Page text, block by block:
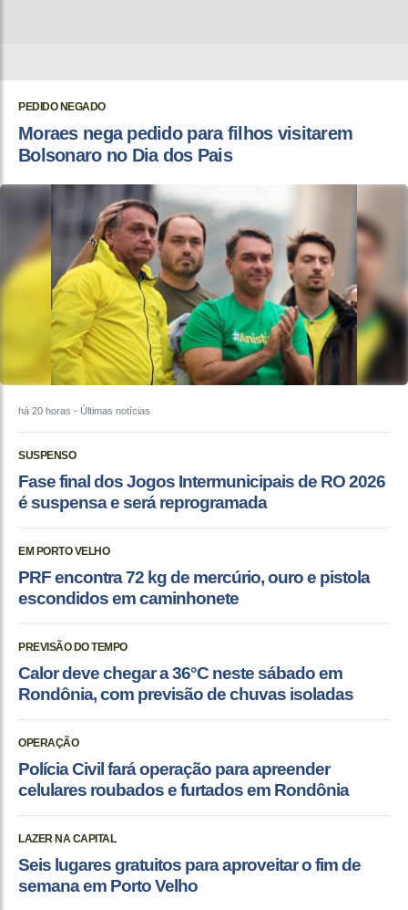
PEDIDO NEGADO
Moraes nega pedido para filhos visitarem
Bolsonaro no Dia dos Pais
há 20 horas - Últimas notícias
SUSPENSO
Fase final dos Jogos Intermunicipais de RO 2026
é suspensa e será reprogramada
EM PORTO VELHO
PRF encontra 72 kg de mercúrio, ouro e pistola
escondidos em caminhonete
PREVISÃO DO TEMPO
Calor deve chegar a 36°C neste sábado em
Rondônia, com previsão de chuvas isoladas
OPERAÇÃO
Polícia Civil fará operação para apreender
celulares roubados e furtados em Rondônia
LAZER NA CAPITAL
Seis lugares gratuitos para aproveitar o fim de
semana em Porto Velho